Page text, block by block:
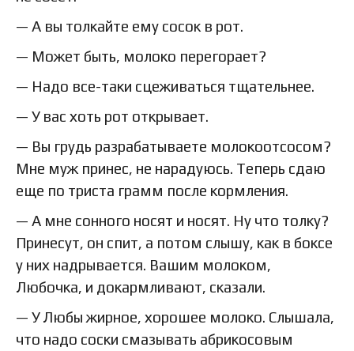
— А вы толкайте ему сосок в рот.
— Может быть, молоко перегорает?
— Надо все-таки сцеживаться тщательнее.
— У вас хоть рот открывает.
— Вы грудь разрабатываете молокоотсосом?
Мне муж принес, не нарадуюсь. Теперь сдаю
еще по триста грамм после кормления.
— А мне сонного носят и носят. Ну что толку?
Принесут, он спит, а потом слышу, как в боксе
у них надрывается. Вашим молоком,
Любочка, и докармливают, сказали.
— У Любы жирное, хорошее молоко. Слышала,
что надо соски смазывать абрикосовым